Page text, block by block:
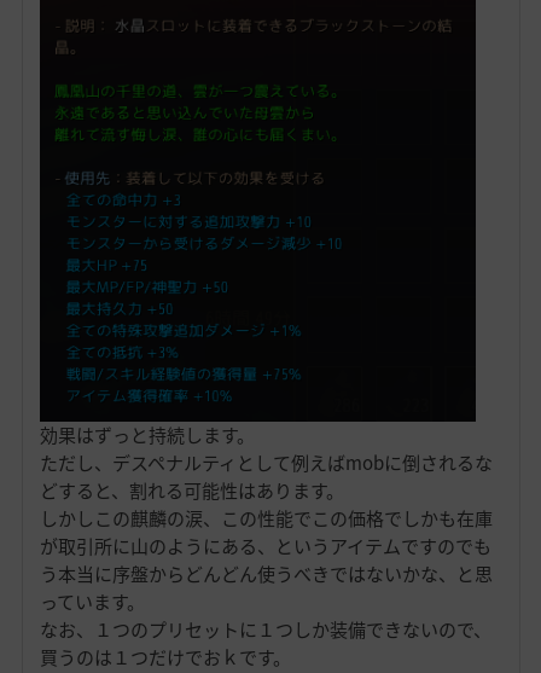
効果はずっと持続します。
ただし、デスペナルティとして例えばmobに倒されるな
どすると、割れる可能性はあります。
しかしこの麒麟の涙、この性能でこの価格でしかも在庫
が取引所に山のようにある、というアイテムですのでも
う本当に序盤からどんどん使うべきではないかな、と思
っています。
なお、１つのプリセットに１つしか装備できないので、
買うのは１つだけでおｋです。